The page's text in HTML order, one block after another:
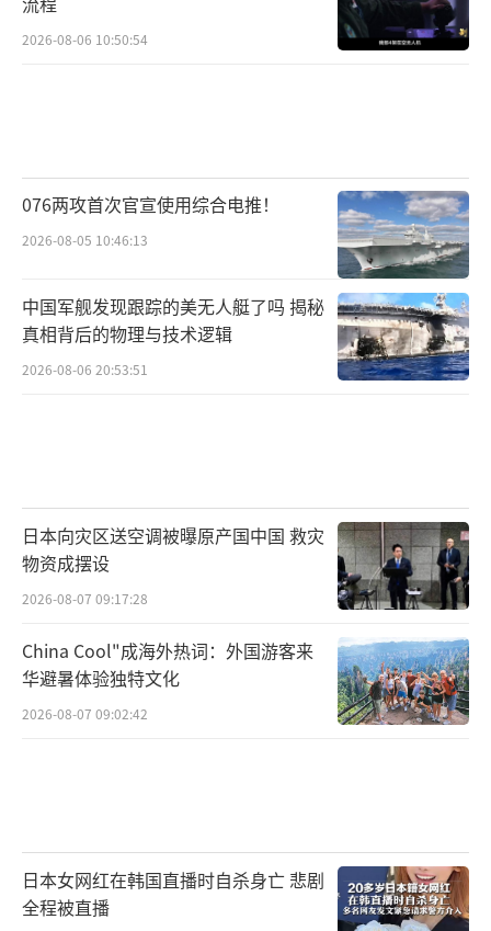
2026-08-06 10:50:54
076两攻首次官宣使用综合电推！
2026-08-05 10:46:13
中国军舰发现跟踪的美无人艇了吗 揭秘
真相背后的物理与技术逻辑
2026-08-06 20:53:51
日本向灾区送空调被曝原产国中国 救灾
物资成摆设
2026-08-07 09:17:28
China Cool"成海外热词：外国游客来
华避暑体验独特文化
2026-08-07 09:02:42
日本女网红在韩国直播时自杀身亡 悲剧
全程被直播